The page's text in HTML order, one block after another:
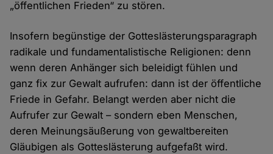
„öffentlichen Frieden“ zu stören.
Insofern begünstige der Gotteslästerungsparagraph
radikale und fundamentalistische Religionen: denn
wenn deren Anhänger sich beleidigt fühlen und
ganz fix zur Gewalt aufrufen: dann ist der öffentliche
Friede in Gefahr. Belangt werden aber nicht die
Aufrufer zur Gewalt – sondern eben Menschen,
deren Meinungsäußerung von gewaltbereiten
Gläubigen als Gotteslästerung aufgefaßt wird.